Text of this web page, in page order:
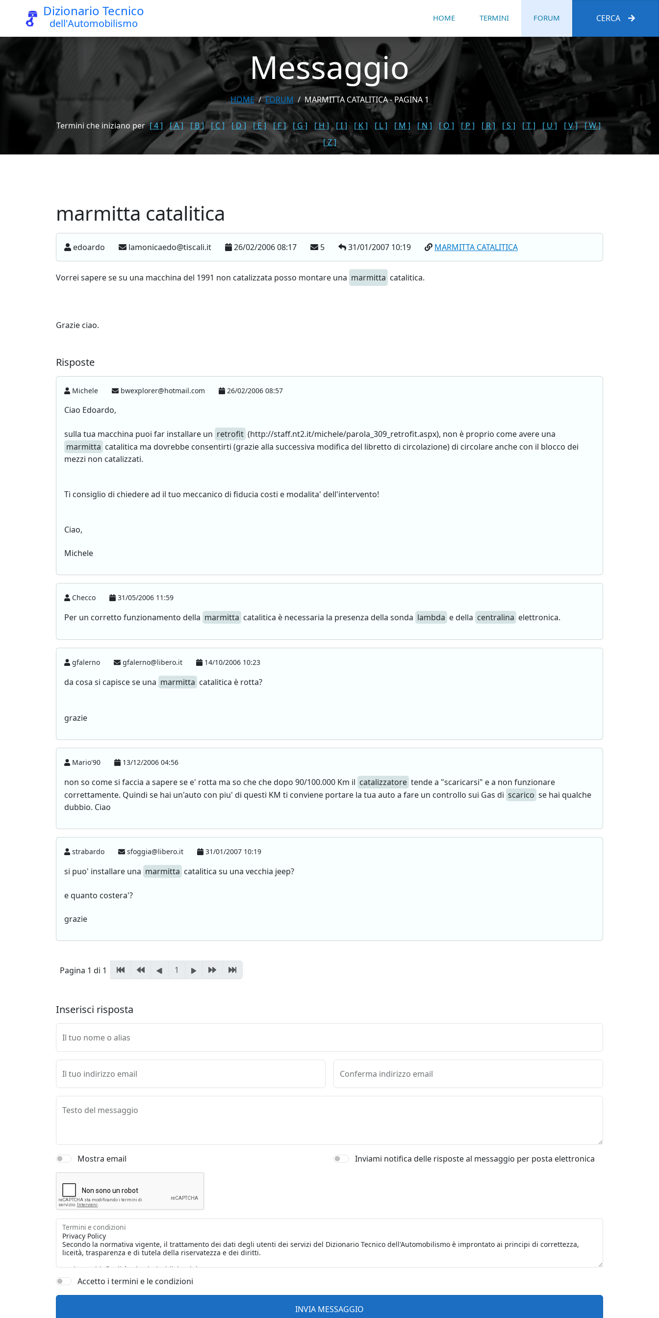
Dizionario Tecnico
dell'Automobilismo HOME TERMINI FORUM CERCA
Messaggio
HOME FORUM MARMITTA CATALITICA - PAGINA 1
Termini che iniziano per [ 4 ] [ A ] [ B ] [ C ] [ D ] [ E ] [ F ] [ G ] [ H ] [ I ] [ K ] [ L ] [ M ] [ N ] [ O ] [ P ] [ R ] [ S ] [ T ] [ U ] [ V ]
[ W ]
[ Z ]
marmitta catalitica
edoardo lamonicaedo@tiscali.it 26/02/2006 08:17 5 31/01/2007 10:19 MARMITTA CATALITICA
Vorrei sapere se su una macchina del 1991 non catalizzata posso montare una marmitta catalitica.
Grazie ciao.
Risposte
Michele bwexplorer@hotmail.com 26/02/2006 08:57
Ciao Edoardo,
sulla tua macchina puoi far installare un retrofit (http://staff.nt2.it/michele/parola_309_retrofit.aspx), non è proprio come avere una
marmitta catalitica ma dovrebbe consentirti (grazie alla successiva modifica del libretto di circolazione) di circolare anche con il blocco dei
mezzi non catalizzati.
Ti consiglio di chiedere ad il tuo meccanico di fiducia costi e modalita' dell'intervento!
Ciao,
Michele
Checco 31/05/2006 11:59
Per un corretto funzionamento della marmitta catalitica è necessaria la presenza della sonda lambda e della centralina elettronica.
gfalerno gfalerno@libero.it 14/10/2006 10:23
da cosa si capisce se una marmitta catalitica è rotta?
grazie
Mario'90 13/12/2006 04:56
non so come si faccia a sapere se e' rotta ma so che che dopo 90/100.000 Km il catalizzatore tende a "scaricarsi" e a non funzionare
correttamente. Quindi se hai un'auto con piu' di questi KM ti conviene portare la tua auto a fare un controllo sui Gas di scarico se hai qualche
dubbio. Ciao
strabardo sfoggia@libero.it 31/01/2007 10:19
si puo' installare una marmitta catalitica su una vecchia jeep?
e quanto costera'?
grazie
Pagina 1 di 1 1
Inserisci risposta
Il tuo nome o alias
Il tuo indirizzo email Conferma indirizzo email
Testo del messaggio
Mostra email Inviami notifica delle risposte al messaggio per posta elettronica
Termini e condizioni
Accetto i termini e le condizioni